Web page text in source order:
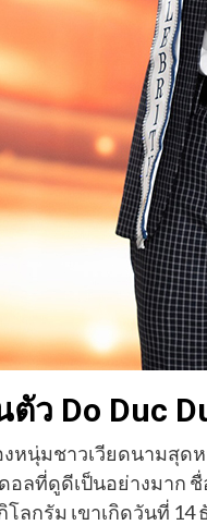
ว Do Duc
หนุ่มชาวเวียดนามสุด
อลที่ดูดีเป็นอย่างมาก
ลกรัม เขาเกิดวันที่